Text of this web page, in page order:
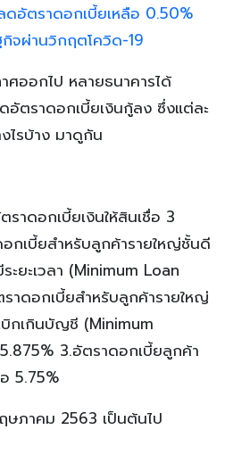
อัตราดอกเบี้ยเหลือ 0.50%
จผ่านวิกฤตโควิด-19
ศออกไป หลายธนาคารได้
อัตราดอกเบี้ยเงินกู้ลง ซึ่งแต่ละ
ไรบ้าง มาดูกัน
าดอกเบี้ยเงินให้สินเชื่อ 3
อกเบี้ยสำหรับลูกค้ารายใหญ่ชั้นดี
ะยะเวลา (Minimum Loan
าดอกเบี้ยสำหรับลูกค้ารายใหญ่
บิกเกินบัญชี (Minimum
3.อัตราดอกเบี้ยลูกค้า
5.75%
ภาคม 2563 เป็นต้นไป